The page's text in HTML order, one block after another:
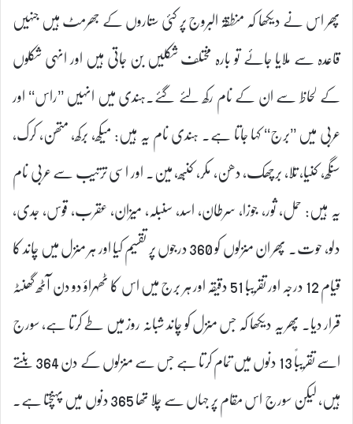
پھر اس نے دیکھا کہ منطقۃ البروج پر کئی ستاروں کے جھرمٹ ہیں جنہیں
قاعدہ سے ملایا جائے تو بارہ مختلف شکلیں بن جاتی ہیں اور انہی شکلوں
کے لحاظ سے ان کے نام رکھ لئے گئے۔ہندی میں انہیں ’’راس‘‘ اور
عربی میں ’’برج‘‘ کہا جاتا ہے۔ ہندی نام یہ ہیں: میکھ، برکھ، متھن، کرک،
سنگھ، کنیا، تلا، برچھک، دھن، مکر، کنبھ، مین۔ اور اسی ترتیب سے عربی نام
یہ ہیں: حمل، ثور، جوزا، سرطان، اسد، سنبلہ، میزان، عقرب، قوس، جدی،
دلو، حوت۔ پھر ان منزلوں کو 360 درجوں پر تقسیم کیا اور ہر منزل میں چاند کا
قیام 12 درجہ اور تقریبا 51 دقیقہ اور ہر برج میں اس کا ٹھہراؤ دو دن آٹھ گھنٹہ
قرار دیا۔ پھر یہ دیکھا کہ جس منزل کو چاند شبانہ روز میں طے کرتا ہے، سورج
اسے تقریباً 13 دنوں میں تمام کرتا ہے جس سے منزلوں کے دن 364 بنتے
ہیں، لیکن سورج اس مقام پر جہاں سے چلا تھا 365 دنوں میں پہنچتا ہے۔